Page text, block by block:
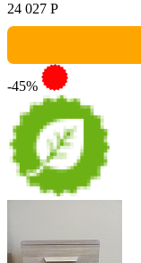
24 027 Р
-45%